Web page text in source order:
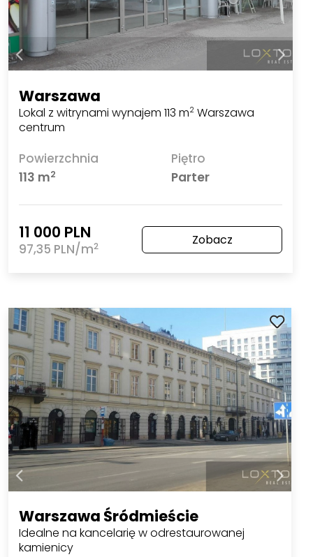
Warszawa
Lokal z witrynami wynajem 113 m2 Warszawa
centrum
Powierzchnia
113 m2
Piętro
Parter
11 000 PLN
97,35 PLN/m2 Zobacz
Warszawa Śródmieście
Idealne na kancelarię w odrestaurowanej
kamienicy